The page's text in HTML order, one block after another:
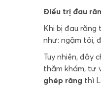
Điều trị đau
Khi bị đau
như: ngậm tỏi,
Tuy nhiên, đây
thăm khám, tư
ghép răng thì